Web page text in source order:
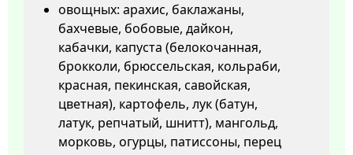
овощных: арахис, баклажаны,
бахчевые, бобовые, дайкон,
кабачки, капуста (белокочанная,
брокколи, брюссельская, кольраби,
красная, пекинская, савойская,
цветная), картофель, лук (батун,
латук, репчатый, шнитт), мангольд,
морковь, огурцы, патиссоны, перец